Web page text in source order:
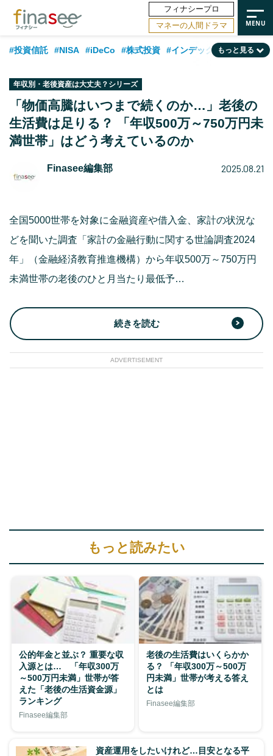
フィナシープロ
マネーの人間ドラマ
#投資信託 #NISA #iDeCo #株式投資 #インデックスファンド
#日本株 #公的年金 #40代 #50代 #金融用語解説
#資産運用業界 #老後 #海外事情 #積立投資
#フィナンシャル・ウェルビーイング #データ・調査
もっと見る
年収別・老後資産は大丈夫？シリーズ
「物価高騰はいつまで続くのか…」老後の
生活費は足りる？ 「年収500万～750万円未
満世帯」はどう考えているのか
Finasee編集部 2025.08.21
全国5000世帯を対象に金融資産や借入金、家計の状況な
どを聞いた調査「家計の金融行動に関する世論調査2024
年」（金融経済教育推進機構）から年収500万～750万円
未満世帯の老後のひと月当たり最低予…
続きを読む
ADVERTISEMENT
もっと読みたい
公的年金と並ぶ？ 重要な収
入源とは… 「年収300万
～500万円未満」世帯が答
えた「老後の生活資金源」
ランキング
Finasee編集部
老後の生活費はいくらかか
る？ 「年収300万～500万
円未満」世帯が考える答え
とは
Finasee編集部
資産運用をしたいけれど…目安となる平